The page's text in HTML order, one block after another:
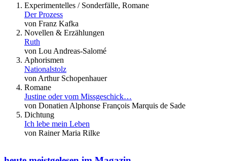
Experimentelles / Sonderfälle, Romane
Der Prozess
von Franz Kafka
Novellen & Erzählungen
Ruth
von Lou Andreas-Salomé
Aphorismen
Nationalstolz
von Arthur Schopenhauer
Romane
Justine oder vom Missgeschick…
von Donatien Alphonse François Marquis de Sade
Dichtung
Ich lebe mein Leben
von Rainer Maria Rilke